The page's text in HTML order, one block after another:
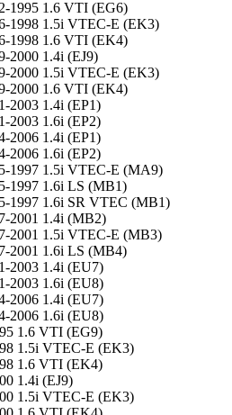
1995 1.6 VTI (EG6)
1998 1.5i VTEC-E (EK3)
1998 1.6 VTI (EK4)
2000 1.4i (EJ9)
2000 1.5i VTEC-E (EK3)
2000 1.6 VTI (EK4)
2003 1.4i (EP1)
2003 1.6i (EP2)
2006 1.4i (EP1)
2006 1.6i (EP2)
1997 1.5i VTEC-E (MA9)
1997 1.6i LS (MB1)
1997 1.6i SR VTEC (MB1)
2001 1.4i (MB2)
2001 1.5i VTEC-E (MB3)
2001 1.6i LS (MB4)
2003 1.4i (EU7)
2003 1.6i (EU8)
2006 1.4i (EU7)
2006 1.6i (EU8)
1.6 VTI (EG9)
1.5i VTEC-E (EK3)
1.6 VTI (EK4)
1.4i (EJ9)
1.5i VTEC-E (EK3)